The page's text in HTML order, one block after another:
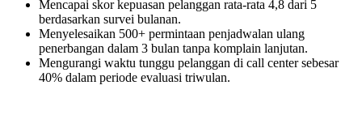
Mencapai skor kepuasan pelanggan rata-rata 4,8 dari 5
berdasarkan survei bulanan.
Menyelesaikan 500+ permintaan penjadwalan ulang
penerbangan dalam 3 bulan tanpa komplain lanjutan.
Mengurangi waktu tunggu pelanggan di call center sebesar
40% dalam periode evaluasi triwulan.